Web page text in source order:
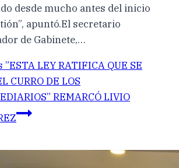
desde mucho antes del inicio
apuntó.El secretario
de Gabinete,…
”ESTA LEY RATIFICA QUE SE
CURRO DE LOS
REMARCÓ LIVIO